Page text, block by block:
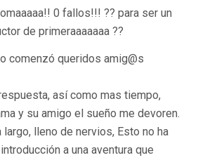
comenzó queridos amig@s
así como mas tiempo,
y su amigo el sueño me devoren.
largo, lleno de nervios, Esto no ha
a una aventura que